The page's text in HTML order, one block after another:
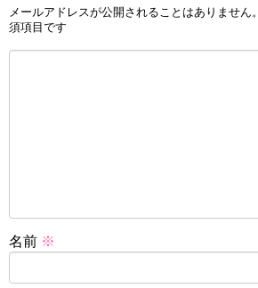
メールアドレスが公開されることはありません。
須項目です
名前 ※